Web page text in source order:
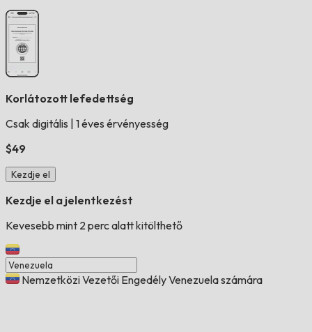
Korlátozott lefedettség
Csak digitális 1 éves érvényesség
$49
Kezdje el
Kezdje el a jelentkezést
Kevesebb mint 2 perc alatt kitölthető
Nemzetközi Vezetői Engedély Venezuela számára